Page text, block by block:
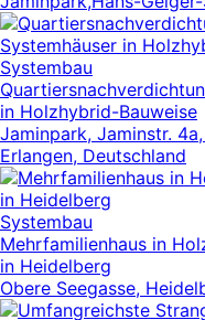
Systembau
in Holzhybrid-Bauweise
Jaminpark, Jaminstr.
Erlangen, Deutschland
Systembau
Mehrfamilienhaus in
in Heidelberg
Obere Seegasse,